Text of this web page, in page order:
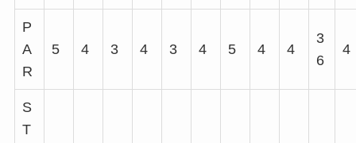
P
A
R
5 4 3 4 3 4 5 4 4
3
6
4
S
T